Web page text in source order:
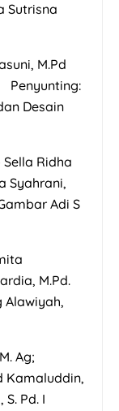
Sutrisna
M.Pd
Penyunting:
Desain
Sella Ridha
Syahrani,
Adi S
M.Pd.
Alawiyah,
Ag;
Kamaluddin,
Pd. I